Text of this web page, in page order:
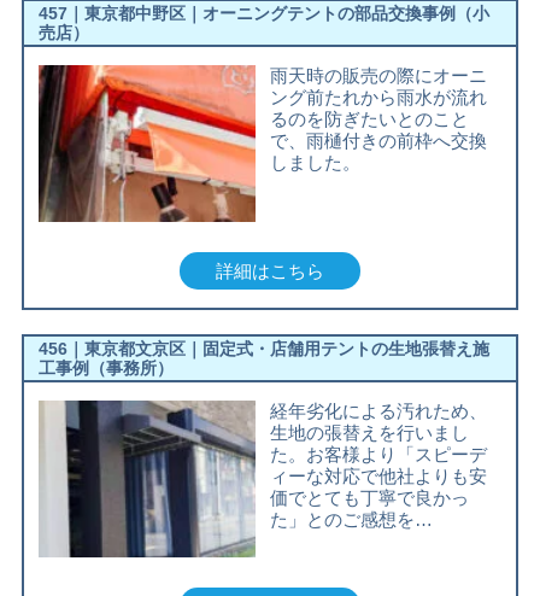
457｜東京都中野区｜オーニングテントの部品交換事例（小
売店）
雨天時の販売の際にオーニ
ング前たれから雨水が流れ
るのを防ぎたいとのこと
で、雨樋付きの前枠へ交換
しました。
詳細はこちら
456｜東京都文京区｜固定式・店舗用テントの生地張替え施
工事例（事務所）
経年劣化による汚れため、
生地の張替えを行いまし
た。お客様より「スピーデ
ィーな対応で他社よりも安
価でとても丁寧で良かっ
た」とのご感想を…